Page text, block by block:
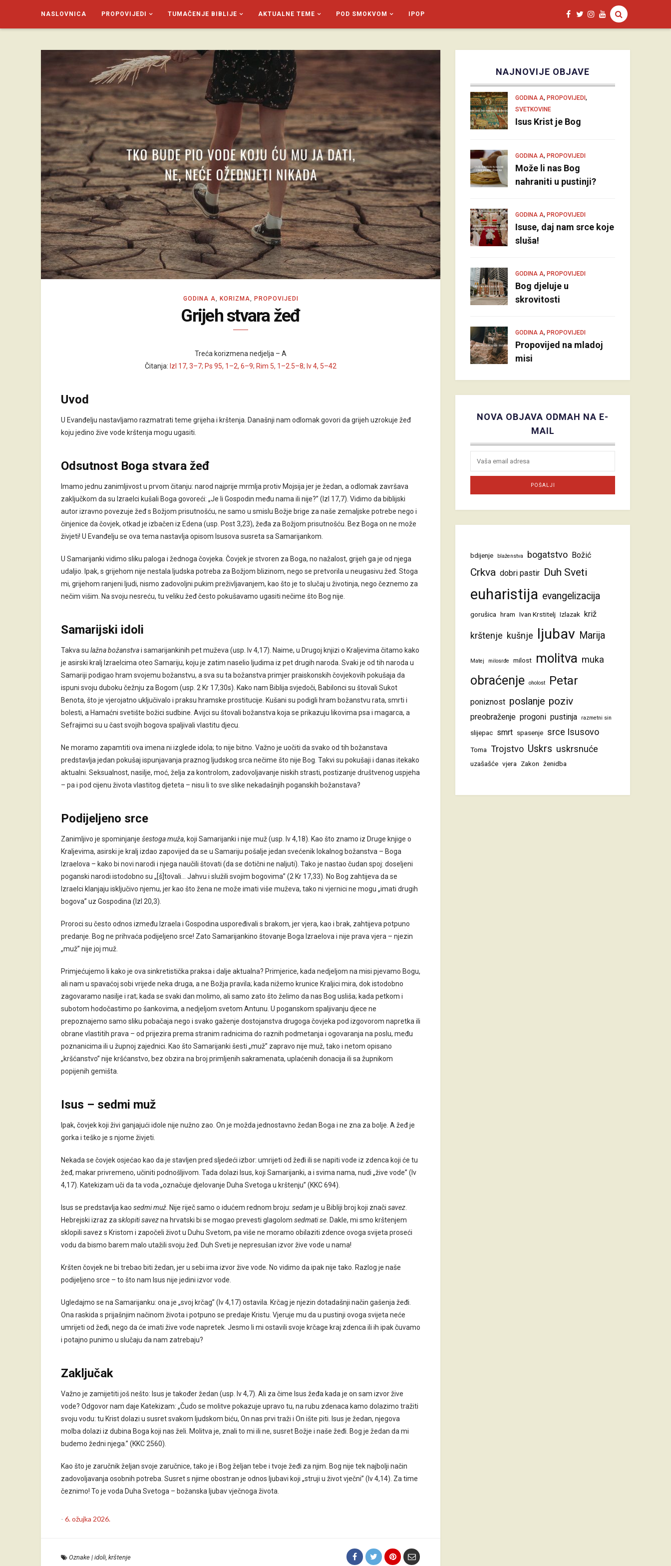
NASLOVNICA PROPOVIJEDI TUMAČENJE BIBLIJE AKTUALNE TEME POD SMOKVOM IPOP
SAGUD.XYZ
GODINA A, KORIZMA, PROPOVIJEDI
Grijeh stvara žeđ
Treća korizmena nedjelja – A
Čitanja: Izl 17, 3–7; Ps 95, 1–2, 6–9; Rim 5, 1–2.5–8; Iv 4, 5–42
Uvod
U Evanđelju nastavljamo razmatrati teme grijeha i krštenja. Današnji nam odlomak govori da grijeh uzrokuje žeđ
koju jedino žive vode krštenja mogu ugasiti.
Odsutnost Boga stvara žeđ
Imamo jednu zanimljivost u prvom čitanju: narod najprije mrmlja protiv Mojsija jer je žedan, a odlomak završava
zaključkom da su Izraelci kušali Boga govoreći: „Je li Gospodin među nama ili nije?” (Izl 17,7). Vidimo da biblijski
autor izravno povezuje žeđ s Božjom prisutnošću, ne samo u smislu Božje brige za naše zemaljske potrebe nego i
činjenice da čovjek, otkad je izbačen iz Edena (usp. Post 3,23), žeđa za Božjom prisutnošću. Bez Boga on ne može
živjeti! U Evanđelju se ova tema nastavlja opisom Isusova susreta sa Samarijankom.
U Samarijanki vidimo sliku paloga i žednoga čovjeka. Čovjek je stvoren za Boga, no nažalost, grijeh ga je od njega
udaljio. Ipak, s grijehom nije nestala ljudska potreba za Božjom blizinom, nego se pretvorila u neugasivu žeđ. Stoga
mi, grijehom ranjeni ljudi, nismo zadovoljni pukim preživljavanjem, kao što je to slučaj u životinja, nego čeznemo za
nečim višim. Na svoju nesreću, tu veliku žeđ često pokušavamo ugasiti nečime što Bog nije.
Samarijski idoli
Takva su lažna božanstvai samarijankinih pet muževa (usp. Iv 4,17). Naime, u Drugoj knjizi o Kraljevima čitamo kako
je asirski kralj Izraelcima oteo Samariju, koju je zatim naselio ljudima iz pet drugih naroda. Svaki je od tih naroda u
Samariji podigao hram svojemu božanstvu, a sva su ta božanstva primjer praiskonskih čovjekovih pokušaja da
ispuni svoju duboku čežnju za Bogom (usp. 2 Kr 17,30s). Kako nam Biblija svjedoči, Babilonci su štovali Sukot
Benota, što je vjerojatno uključivalo i praksu hramske prostitucije. Kušani su podigli hram božanstvu rata, smrti i
bolesti, a Hamaćni svetište božici sudbine. Avijci su štovali božanstva koja se prikazuju likovima psa i magarca, a
Sefrajimci su u čast svojih bogova spaljivali vlastitu djecu.
Ne moramo zapamtiti ova imena ni izglede idola; to nije bitno. Važno je uočiti da svako od tih božanstava
predstavlja jedan pokušaj ispunjavanja praznog ljudskog srca nečime što nije Bog. Takvi su pokušaji i danas itekako
aktualni. Seksualnost, nasilje, moć, želja za kontrolom, zadovoljavanje niskih strasti, postizanje društvenog uspjeha
– pa i pod cijenu života vlastitog djeteta – nisu li to sve slike nekadašnjih poganskih božanstava?
Podijeljeno srce
Zanimljivo je spominjanje šestoga muža, koji Samarijanki i nije muž (usp. Iv 4,18). Kao što znamo iz Druge knjige o
Kraljevima, asirski je kralj izdao zapovijed da se u Samariju pošalje jedan svećenik lokalnog božanstva – Boga
Izraelova – kako bi novi narodi i njega naučili štovati (da se dotični ne naljuti). Tako je nastao čudan spoj: doseljeni
poganski narodi istodobno su „[š]tovali… Jahvu i služili svojim bogovima” (2 Kr 17,33). No Bog zahtijeva da se
Izraelci klanjaju isključivo njemu, jer kao što žena ne može imati više muževa, tako ni vjernici ne mogu „imati drugih
bogova” uz Gospodina (Izl 20,3).
Proroci su često odnos između Izraela i Gospodina uspoređivali s brakom, jer vjera, kao i brak, zahtijeva potpuno
predanje. Bog ne prihvaća podijeljeno srce! Zato Samarijankino štovanje Boga Izraelova i nije prava vjera – njezin
„muž” nije joj muž.
Primjećujemo li kako je ova sinkretistička praksa i dalje aktualna? Primjerice, kada nedjeljom na misi pjevamo Bogu,
ali nam u spavaćoj sobi vrijede neka druga, a ne Božja pravila; kada nižemo krunice Kraljici mira, dok istodobno
zagovaramo nasilje i rat; kada se svaki dan molimo, ali samo zato što želimo da nas Bog usliša; kada petkom i
subotom hodočastimo po šankovima, a nedjeljom svetom Antunu. U poganskom spaljivanju djece ne
prepoznajemo samo sliku pobačaja nego i svako gaženje dostojanstva drugoga čovjeka pod izgovorom napretka ili
obrane vlastitih prava – od prijezira prema stranim radnicima do raznih podmetanja i ogovaranja na poslu, među
poznanicima ili u župnoj zajednici. Kao što Samarijanki šesti „muž” zapravo nije muž, tako i netom opisano
„kršćanstvo” nije kršćanstvo, bez obzira na broj primljenih sakramenata, uplaćenih donacija ili sa župnikom
popijenih gemišta.
Isus – sedmi muž
Ipak, čovjek koji živi ganjajući idole nije nužno zao. On je možda jednostavno žedan Boga i ne zna za bolje. A žeđ je
gorka i teško je s njome živjeti.
Nekada se čovjek osjećao kao da je stavljen pred sljedeći izbor: umrijeti od žeđi ili se napiti vode iz zdenca koji će tu
žeđ, makar privremeno, učiniti podnošljivom. Tada dolazi Isus, koji Samarijanki, a i svima nama, nudi „žive vode” (Iv
4,17). Katekizam uči da ta voda „označuje djelovanje Duha Svetoga u krštenju” (KKC 694).
Isus se predstavlja kao sedmi muž . Nije riječ samo o idućem rednom broju: sedam je u Bibliji broj koji znači savez
Hebrejski izraz za sklopiti savezna hrvatski bi se mogao prevesti glagolom sedmati se . Dakle, mi smo krštenjem
sklopili savez s Kristom i započeli život u Duhu Svetom, pa više ne moramo obilaziti zdence ovoga svijeta proseći
vodu da bismo barem malo utažili svoju žeđ. Duh Sveti je nepresušan izvor žive vode u nama!
Kršten čovjek ne bi trebao biti žedan, jer u sebi ima izvor žive vode. No vidimo da ipak nije tako. Razlog je naše
podijeljeno srce – to što nam Isus nije jedini izvor vode.
Ugledajmo se na Samarijanku: ona je „svoj krčag” (Iv 4,17) ostavila. Krčag je njezin dotadašnji način gašenja žeđi.
Ona raskida s prijašnjim načinom života i potpuno se predaje Kristu. Vjeruje mu da u pustinji ovoga svijeta neće
umrijeti od žeđi, nego da će imati žive vode napretek. Jesmo li mi ostavili svoje krčage kraj zdenca ili ih ipak čuvamo
i potajno punimo u slučaju da nam zatrebaju?
Zaključak
Važno je zamijetiti još nešto: Isus je također žedan (usp. Iv 4,7). Ali za čime Isus žeđa kada je on sam izvor žive
vode? Odgovor nam daje Katekizam: „Čudo se molitve pokazuje upravo tu, na rubu zdenaca kamo dolazimo tražiti
svoju vodu: tu Krist dolazi u susret svakom ljudskom biću, On nas prvi traži i On ište piti. Isus je žedan, njegova
molba dolazi iz dubina Boga koji nas želi. Molitva je, znali to mi ili ne, susret Božje i naše žeđi. Bog je žedan da mi
budemo žedni njega.” (KKC 2560).
Kao što je zaručnik željan svoje zaručnice, tako je i Bog željan tebe i tvoje žeđi za njim. Bog nije tek najbolji način
zadovoljavanja osobnih potreba. Susret s njime obostran je odnos ljubavi koji „struji u život vječni” (Iv 4,14). Za time
čeznimo! To je voda Duha Svetoga – božanska ljubav vječnoga života.
- 6. ožujka 2026.
Oznake | idoli, krštenje
NAJNOVIJE OBJAVE
GODINA A, PROPOVIJEDI ,
SVETKOVINE
Isus Krist je Bog
GODINA A, PROPOVIJEDI
Može li nas Bog
nahraniti u pustinji?
GODINA A, PROPOVIJEDI
Isuse, daj nam srce koje
sluša!
GODINA A, PROPOVIJEDI
Bog djeluje u
skrovitosti
GODINA A, PROPOVIJEDI
Propovijed na mladoj
misi
NOVA OBJAVA ODMAH NA E-
MAIL
bdijenje blaženstva bogatstvo Božić
Crkva dobri pastir Duh Sveti
euharistija evangelizacija
gorušica hram Ivan Krstitelj Izlazak križ
krštenje kušnje ljubav Marija
Matej milosrđe milost molitva muka
obraćenje oholost Petar
poniznost poslanje poziv
preobraženje progoni pustinja razmetni sin
slijepac smrt spasenje srce Isusovo
Toma Trojstvo Uskrs uskrsnuće
uzašašće vjera Zakon ženidba